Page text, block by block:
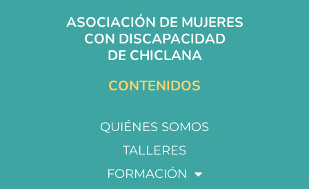
ASOCIACIÓN DE MUJERES
CON DISCAPACIDAD
DE CHICLANA
CONTENIDOS
QUIÉNES SOMOS
TALLERES
FORMACIÓN